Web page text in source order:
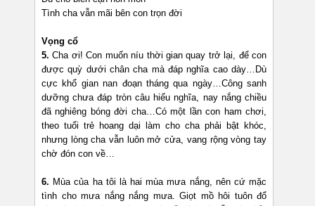
Tình cha vẫn mãi bên con trọn đời
Vọng cổ
5. Cha ơi! Con muốn níu thời gian quay trở lại, để con
được quỳ dưới chân cha mà đáp nghĩa cao dày…Dù
cực khổ gian nan đoạn tháng qua ngày…Công sanh
dưỡng chưa đáp tròn câu hiếu nghĩa, nay nắng chiều
đã nghiêng bóng đời cha…Có một lần con ham chơi,
theo tuổi trẻ hoang dại làm cho cha phải bật khóc,
nhưng lòng cha vẫn luôn mở cửa, vang rộng vòng tay
chờ đón con về…
6. Mùa của ha tôi là hai mùa mưa nắng, nên cứ mặc
tình cho mưa nắng nắng mưa. Giọt mồ hôi tuôn đổ